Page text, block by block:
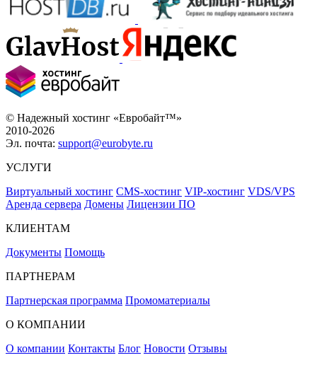
© Надежный хостинг «Евробайт™»
2010-2026
Эл. почта: support@eurobyte.ru
УСЛУГИ
Виртуальный хостинг CMS-хостинг VIP-хостинг VDS/VPS
Аренда сервера Домены Лицензии ПО
КЛИЕНТАМ
Документы Помощь
ПАРТНЕРАМ
Партнерская программа Промоматериалы
О КОМПАНИИ
О компании Контакты Блог Новости Отзывы